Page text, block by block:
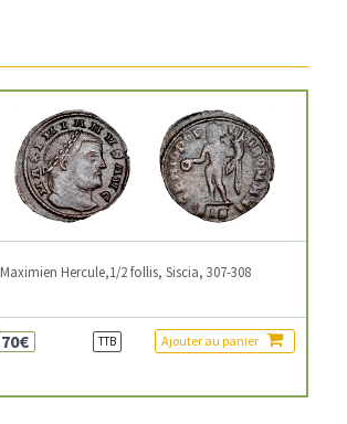
Maximien Hercule,1/2 follis, Siscia, 307-308
70€ TTB Ajouter au panier